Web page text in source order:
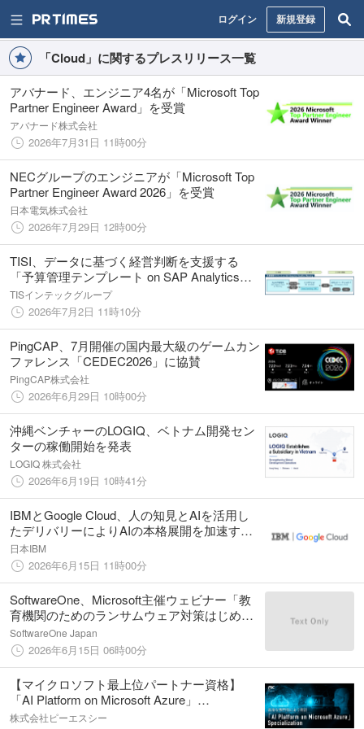
ログイン 新規登録
「Cloud」に関するプレスリリース一覧
アバナード、エンジニア4名が「Microsoft Top
Partner Engineer Award」を受賞
アバナード株式会社
2026年7月31日 11時00分
NECグループのエンジニアが「Microsoft Top
Partner Engineer Award 2026」を受賞
日本電気株式会社
2026年7月29日 12時00分
TISI、データに基づく経営判断を支援する
「予算管理テンプレート on SAP Analytics
Cloud for Planning」提供開始
TISインテックグループ
2026年7月2日 11時10分
PingCAP、7月開催の国内最大級のゲームカン
ファレンス「CEDEC2026」に協賛
PingCAP株式会社
2026年6月29日 10時00分
沖縄ベンチャーのLOGIQ、ベトナム開発セン
ターの稼働開始を発表
LOGIQ 株式会社
2026年6月19日 10時41分
IBMとGoogle Cloud、人の知見とAIを活用し
たデリバリーによりAIの本格展開を加速する
戦略的協業を発表
日本IBM
2026年6月15日 11時00分
SoftwareOne、Microsoft主催ウェビナー「教
育機関のためのランサムウェア対策はじめの
一歩 ～「見える化」から始めるセキュリティ
強化」 に登壇！
SoftwareOne Japan
2026年6月15日 06時00分
【マイクロソフト最上位パートナー資格】
「AI Platform on Microsoft Azure」
Specialization を取得
株式会社ピーエスシー